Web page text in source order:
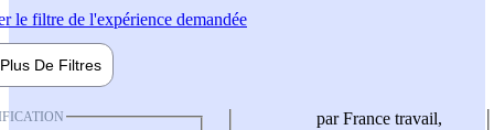
le filtre de l'expérience demandée
Plus De Filtres
par France travail,